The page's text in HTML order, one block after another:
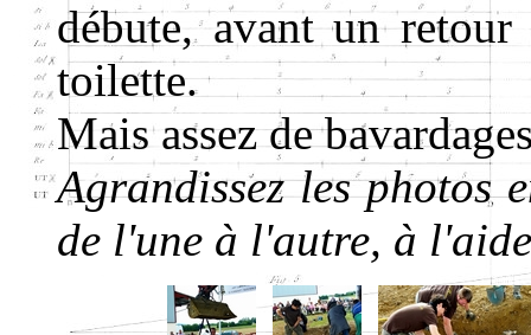
débute, avant un retour
toilette.
Mais assez de
Agrandissez les photos
de l'une à l'autre, à